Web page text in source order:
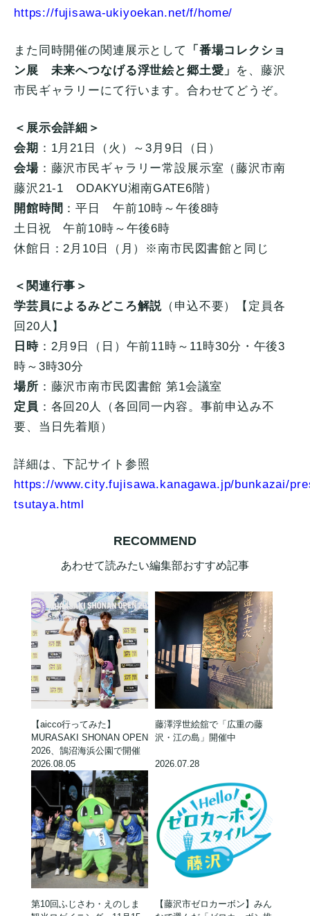
https://fujisawa-ukiyoekan.net/f/home/
また同時開催の関連展示として
「番場コレクショ
ン展 未来へつなげる浮世絵と郷土愛」 を、藤沢
市民ギャラリーにて行います。合わせてどうぞ。
＜展示会詳細＞
会期 ：1月21日（火）～3月9日（日）
会場：藤沢市民ギャラリー常設展示室（藤沢市南
藤沢21-1 ODAKYU湘南GATE6階）
開館時間 ：平日 午前10時～午後8時
土日祝 午前10時～午後6時
休館日：2月10日（月）※南市民図書館と同じ
＜関連行事＞
学芸員によるみどころ解説 （申込不要）【定員各
回20人】
日時：2月9日（日）午前11時～11時30分・午後3
時～3時30分
場所 ：藤沢市南市民図書館 第1会議室
定員 ：各回20人（各回同一内容。事前申込み不
要、当日先着順）
詳細は、下記サイト参照
https://www.city.fujisawa.kanagawa.jp/bunkazai/
tsutaya.html
RECOMMEND
あわせて読みたい編集部おすすめ記事
【aicco行ってみた】
MURASAKI SHONAN OPEN
2026、鵠沼海浜公園で開催
2026.08.05
藤澤浮世絵舘で「広重の藤
沢・江の島」開催中
2026.07.28
第10回ふじさわ・えのしま
【藤沢市ゼロカーボン】みん